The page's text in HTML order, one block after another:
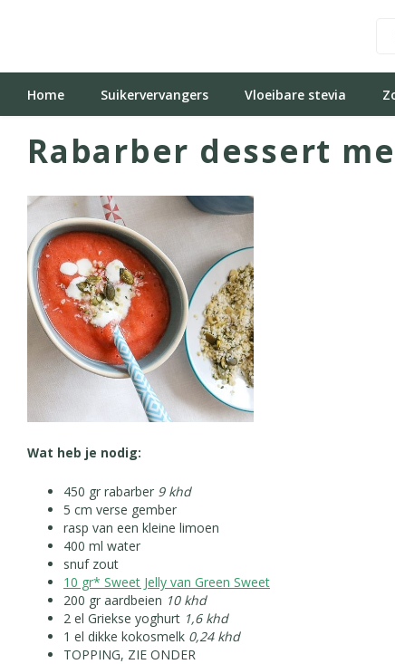
Home Suikervervangers Vloeibare stevia
Rabarber dessert
Wat heb je nodig:
450 gr rabarber 9 khd
5 cm verse gember
rasp van een kleine limoen
400 ml water
snuf zout
10 gr* Sweet Jelly van Green Sweet
200 gr aardbeien 10 khd
2 el Griekse yoghurt 1,6 khd
1 el dikke kokosmelk 0,24 khd
TOPPING, ZIE ONDER